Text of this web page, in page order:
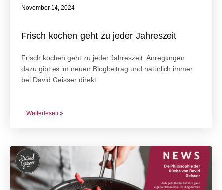
November 14, 2024
Frisch kochen geht zu jeder Jahreszeit
Frisch kochen geht zu jeder Jahreszeit. Anregungen
dazu gibt es im neuen Blogbeitrag und natürlich immer
bei David Geisser direkt.
Weiterlesen »